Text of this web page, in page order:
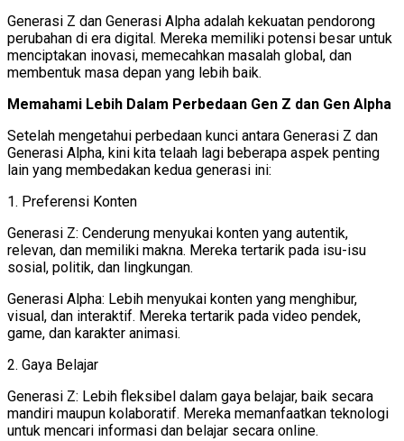
Generasi Z dan Generasi Alpha adalah kekuatan pendorong
perubahan di era digital. Mereka memiliki potensi besar untuk
menciptakan inovasi, memecahkan masalah global, dan
membentuk masa depan yang lebih baik.
Memahami Lebih Dalam Perbedaan Gen Z dan Gen Alpha
Setelah mengetahui perbedaan kunci antara Generasi Z dan
Generasi Alpha, kini kita telaah lagi beberapa aspek penting
lain yang membedakan kedua generasi ini:
1. Preferensi Konten
Generasi Z: Cenderung menyukai konten yang autentik,
relevan, dan memiliki makna. Mereka tertarik pada isu-isu
sosial, politik, dan lingkungan.
Generasi Alpha: Lebih menyukai konten yang menghibur,
visual, dan interaktif. Mereka tertarik pada video pendek,
game, dan karakter animasi.
2. Gaya Belajar
Generasi Z: Lebih fleksibel dalam gaya belajar, baik secara
mandiri maupun kolaboratif. Mereka memanfaatkan teknologi
untuk mencari informasi dan belajar secara online.